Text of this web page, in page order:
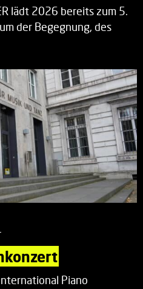
lädt 2026 bereits zum 5.
der Begegnung, des
Piano